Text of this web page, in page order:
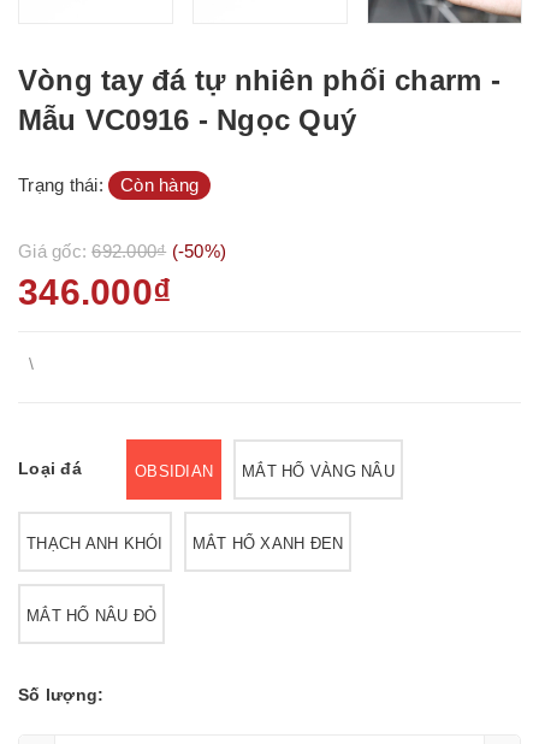
Vòng tay đá tự nhiên phối charm -
Mẫu VC0916 - Ngọc Quý
Trạng thái: Còn hàng
Giá gốc:692.000₫ (-50%)
346.000₫
\
Loại đá OBSIDIAN MẮT HỔ VÀNG NÂU
THẠCH ANH KHÓI MẮT HỔ XANH ĐEN
MẮT HỔ NÂU ĐỎ
Số lượng: